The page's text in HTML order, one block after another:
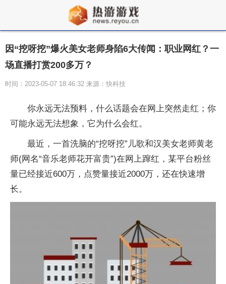
因“挖呀挖”爆火美女老师身陷6大传闻：职业网红？一
场直播打赏200多万？
时间：2023-05-07 18:46:32 来源：快科技
你永远无法预料，什么话题会在网上突然走红；你
可能永远无法想象，它为什么会红。
最近，一首洗脑的“挖呀挖”儿歌和汉美女老师黄老
师(网名“音乐老师花开富贵”)在网上蹿红，某平台粉丝
量已经接近600万，点赞量接近2000万，还在快速增
长。